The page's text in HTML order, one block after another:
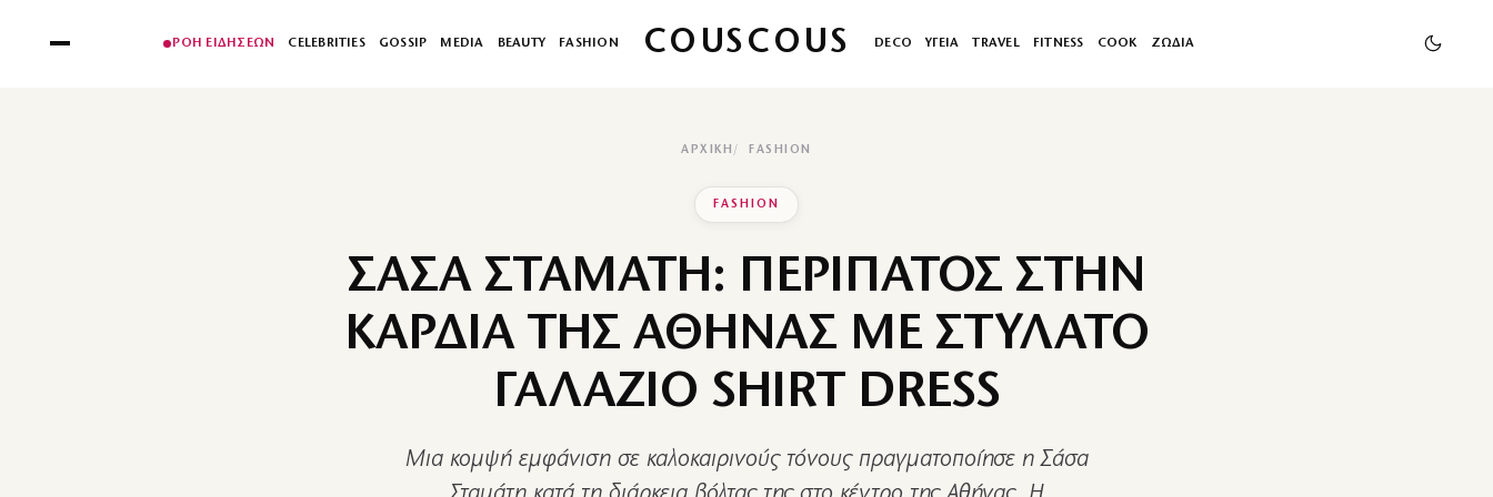
ΡΟΗ ΕΙΔΗΣΕΩΝ CELEBRITIES GOSSIP MEDIA BEAUTY FASHION COUSCOUS DECO ΥΓΕΙΑ TRAVEL FITNESS COOK ΖΩΔΙΑ
ΑΡΧΙΚΉ FASHION
FASHION
ΣΑΣΑ ΣΤΑΜΑΤΗ: ΠΕΡΙΠΑΤΟΣ ΣΤΗΝ
ΚΑΡΔΙΑ ΤΗΣ ΑΘΗΝΑΣ ΜΕ ΣΤΥΛΑΤΟ
ΓΑΛΑΖΙΟ SHIRT DRESS
Μια κομψή εμφάνιση σε καλοκαιρινούς τόνους πραγματοποίησε η Σάσα